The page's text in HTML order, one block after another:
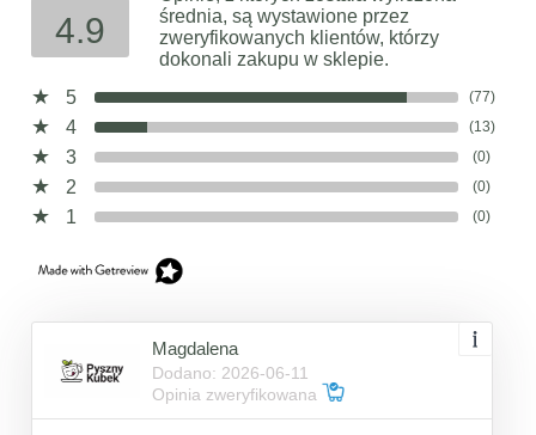
4.9
średnia, są wystawione przez
zweryfikowanych klientów, którzy
dokonali zakupu w sklepie.
5
(77)
4 (13)
3 (0)
2 (0)
1 (0)
Magdalena
Dodano: 2026-06-11
Opinia zweryfikowana